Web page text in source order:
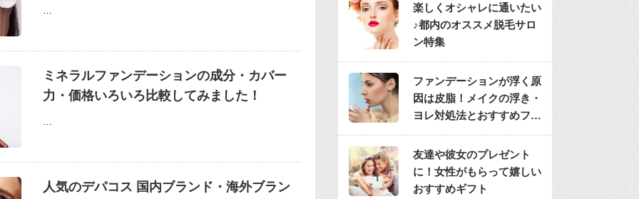
ミネラルファンデーションの成分・カバー
力・価格いろいろ比較してみました！
人気のデパコス 国内ブランド・海外ブラン
楽しくオシャレに通いたい
♪都内のオススメ脱毛サロ
ン特集
ファンデーションが浮く原
因は皮脂！メイクの浮き・
ヨレ対処法とおすすめファ
ンデ
友達や彼女のプレゼント
に！女性がもらって嬉しい
おすすめギフト